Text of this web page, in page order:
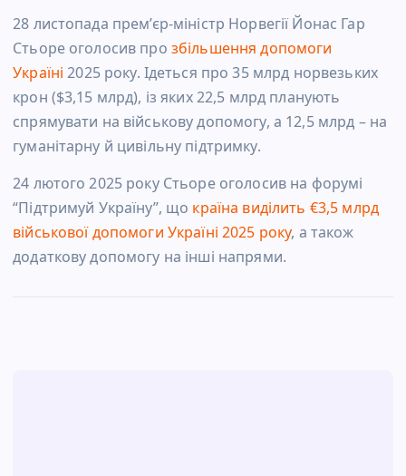
28 листопада прем’єр-міністр Норвегії Йонас Гар
Стьоре оголосив про збільшення допомоги
Україні 2025 року. Ідеться про 35 млрд норвезьких
крон ($3,15 млрд), із яких 22,5 млрд планують
спрямувати на військову допомогу, а 12,5 млрд – на
гуманітарну й цивільну підтримку.
24 лютого 2025 року Стьоре оголосив на форумі
“Підтримуй Україну”, що країна виділить €3,5 млрд
військової допомоги Україні 2025 року, а також
додаткову допомогу на інші напрями.